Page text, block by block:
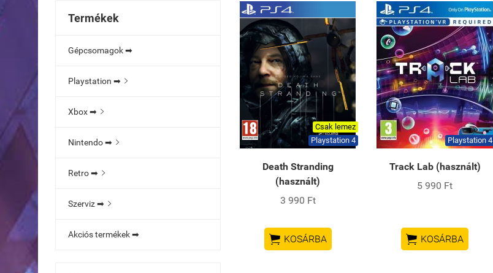
Termékek
Gépcsomagok ➡
Playstation ➡ 
Xbox ➡ 
Nintendo ➡ 
Retro ➡ 
Szerviz ➡ 
Akciós termékek ➡
Csak lemez
Playstation 4
Death Stranding
(használt)
3 990 Ft
 KOSÁRBA
Playstation 4
Track Lab (használt)
5 990 Ft
 KOSÁRBA